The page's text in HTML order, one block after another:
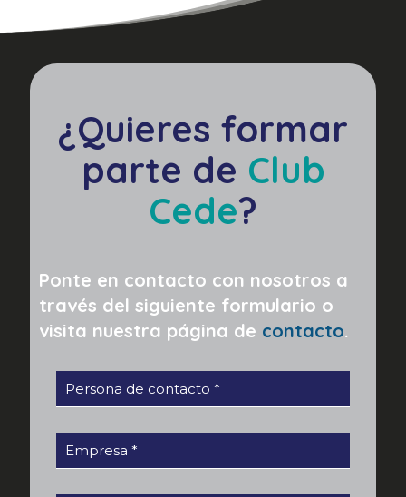
¿Quieres formar
parte de Club
Cede?
Ponte en contacto con nosotros a
través del siguiente formulario o
visita nuestra página de contacto.